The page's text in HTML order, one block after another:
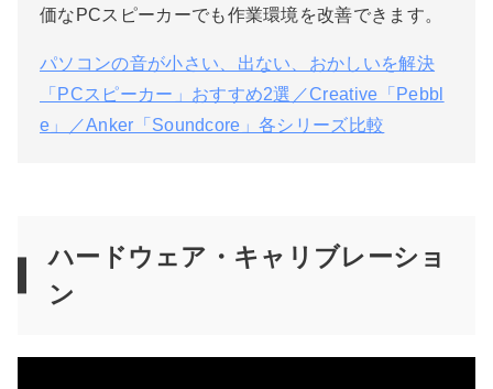
価なPCスピーカーでも作業環境を改善できます。
パソコンの音が小さい、出ない、おかしいを解決
「PCスピーカー」おすすめ2選／Creative「Pebbl
e」／Anker「Soundcore」各シリーズ比較
ハードウェア・キャリブレーショ
ン